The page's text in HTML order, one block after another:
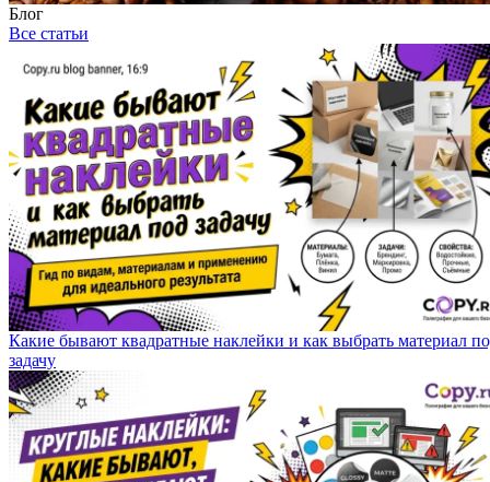
Блог
Все статьи
Какие бывают квадратные наклейки и как выбрать материал
задачу